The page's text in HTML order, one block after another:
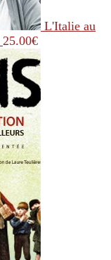
L'Italie au
25.00€